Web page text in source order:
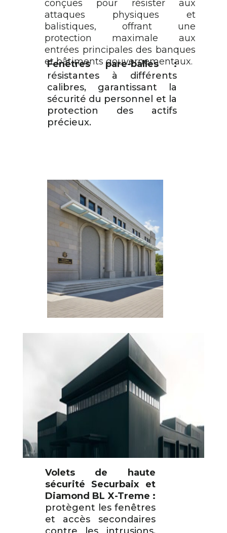
conçues pour résister aux
attaques physiques et
balistiques, offrant une
protection maximale aux
entrées principales des banques
et bâtiments gouvernementaux.
Fenêtres pare-balles :
résistantes à différents
calibres, garantissant la
sécurité du personnel et la
protection des actifs
précieux.
Volets de haute
sécurité Securbaix et
Diamond BL X-Treme :
protègent les fenêtres
et accès secondaires